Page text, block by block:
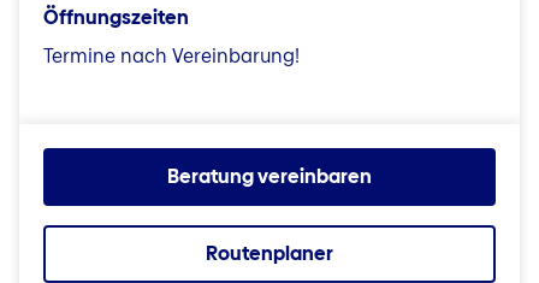
Öffnungszeiten
Termine nach Vereinbarung!
Beratung vereinbaren
Routenplaner